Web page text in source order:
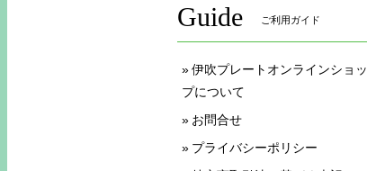
Guide ご利用ガイド
伊吹プレートオンラインショッ
プについて
お問合せ
プライバシーポリシー